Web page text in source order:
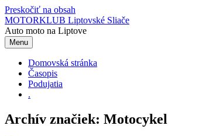
Preskočiť na obsah
MOTORKLUB Liptovské Sliače
Auto moto na Liptove
Menu
Domovská stránka
Časopis
Podujatia
.
Archív značiek: Motocykel